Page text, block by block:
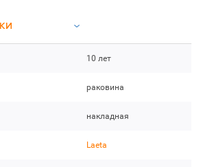
(2) 10 лет
раковина
накладная
Laeta